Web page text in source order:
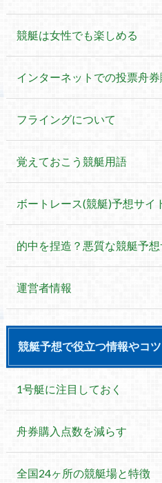
競艇は女性でも楽しめる
インターネットでの投票舟
フライングについて
覚えておこう競艇用語
ボートレース(競艇)予想サイ
的中を捏造？悪質な競艇予
運営者情報
競艇予想で役立つ情報やコツ
1号艇に注目しておく
舟券購入点数を減らす
全国24ヶ所の競艇場と特徴